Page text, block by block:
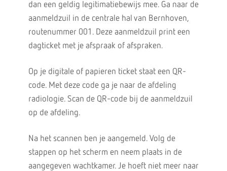
dan een geldig legitimatiebewijs mee. Ga naar de
aanmeldzuil in de centrale hal van Bernhoven,
routenummer 001. Deze aanmeldzuil print een
dagticket met je afspraak of afspraken.
Op je digitale of papieren ticket staat een QR-
code. Met deze code ga je naar de afdeling
radiologie. Scan de QR-code bij de aanmeldzuil
op de afdeling.
Na het scannen ben je aangemeld. Volg de
stappen op het scherm en neem plaats in de
aangegeven wachtkamer. Je hoeft niet meer naar